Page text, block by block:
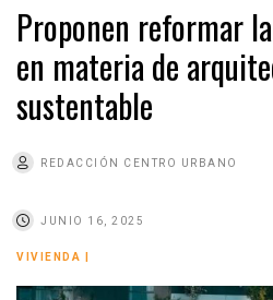
Proponen reformar
en materia de
sustentable
REDACCIÓN CENTRO URBANO
JUNIO 16, 2025
VIVIENDA